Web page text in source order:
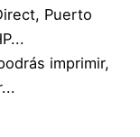
Puerto
imprimir,